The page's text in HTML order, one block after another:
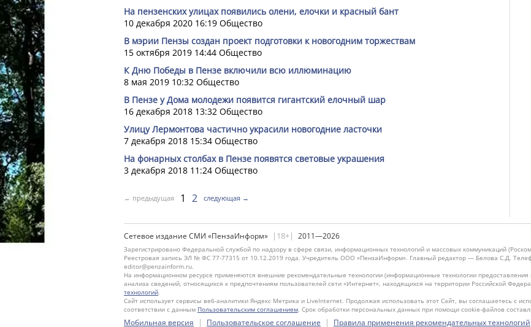
На пензенских улицах появились олени, елочки и красный бант
10 декабря 2020 16:19 Общество
В мэрии Пензы создан проект подготовки к новогодним торжествам
15 октября 2019 14:44 Общество
К Дню Победы в Пензе включили всю иллюминацию
8 мая 2019 10:32 Общество
В Пензе у Дома молодежи появится гигантский елочный шар
16 декабря 2018 13:32 Общество
Улицу Лермонтова частично украсили новогодние ласточки
7 декабря 2018 15:34 Общество
На фонарных столбах в Пензе появятся световые украшения
3 декабря 2018 11:24 Общество
← предыдущая 1 2 следующая →
Сетевое издание СМИ «ПензаИнформ» |18+| 2011—2026
Зарегистрировано Федеральной службой по надзору в сфере связи, информационных технологий и массовых коммуникаций
Реестровая запись ЭЛ № ФС 77-77315 от 10.12.2019 года. Учредитель ООО «ПензаИнформ». Главный редактор — Белова С.Д.
editor@penzainform.ru.
На информационном ресурсе применяются внешние рекомендательные технологии (информационные технологии
анализа сведений, относящихся к предпочтениям пользователей сети «Интернет», находящихся на территории Российской
технологий.
Сайт использует сервисы веб-аналитики Яндекс Метрика и LiveInternet. Продолжая использовать этот Сайт, вы соглашаетесь с
соответствии с данным Пользовательским соглашением. Срок обработки персональных данных при помощи cookie-файлов
Мобильная версия | Пользовательское соглашение | Правила применения рекомендательных технологий